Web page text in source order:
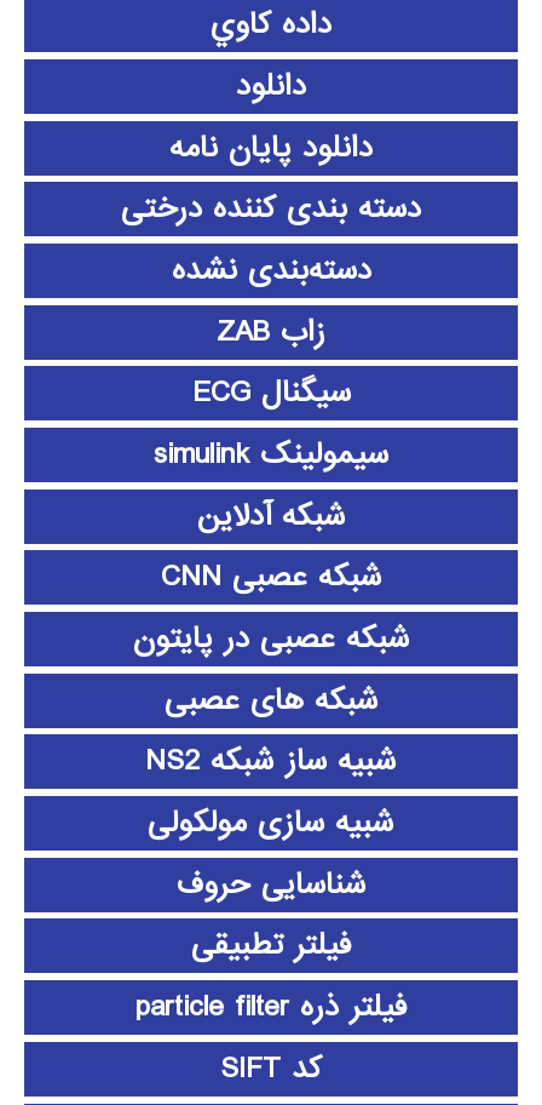
داده كاوي
دانلود
دانلود پايان نامه
دسته بندی کننده درختی
دسته‌بندی نشده
زاب ZAB
سیگنال ECG
سیمولینک simulink
شبکه آدلاین
شبکه عصبی CNN
شبکه عصبی در پایتون
شبکه های عصبی
شبیه ساز شبکه NS2
شبیه سازی مولکولی
شناسایی حروف
فیلتر تطبیقی
فیلتر ذره particle filter
کد SIFT